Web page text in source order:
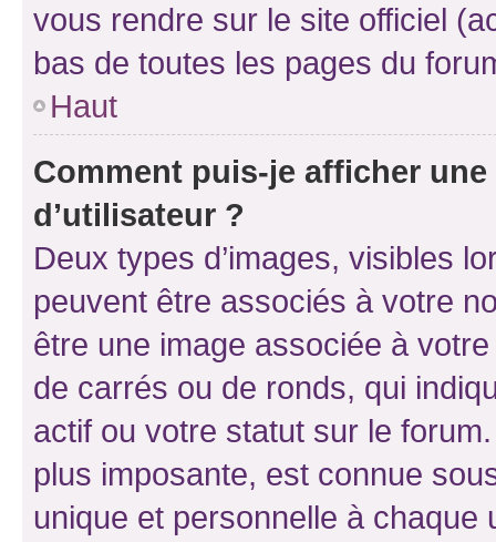
vous rendre sur le site officiel
bas de toutes les pages du
Haut
Comment puis-je afficher
d’utilisateur ?
Deux types d’images, visibles
peuvent être associés à votre
être une image associée à
de carrés ou de ronds, qui
actif ou votre statut sur le
plus imposante, est connue
unique et personnelle à chaque